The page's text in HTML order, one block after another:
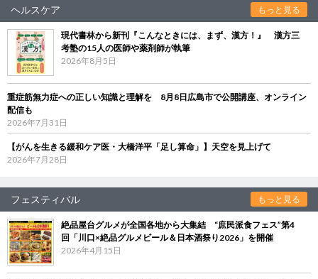
ヘルスケア もっと見る
現代書林から新刊『こんなときには、まず、漢方！』 漢方三
考塾の15人の医師や薬剤師が執筆
2026年8月5日
重症筋無力症への正しい知識と理解を 8月8日広島市で公開講座、オンライン
配信も
2026年7月31日
【がんを生きる緩和ケア医・大橋洋平「足し算命」】天空を見上げて
2026年7月28日
フェスティバル もっと見る
絶品屋台グルメが全国各地から大集結 “庶民派食フェス”第4
回「川口×絶品グルメビール＆日本酒祭り2026」を開催
2026年4月15日